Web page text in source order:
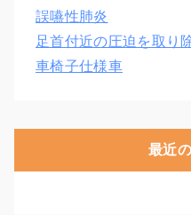
誤嚥性肺炎
足首付近の圧迫を取り
車椅子仕様車
最近